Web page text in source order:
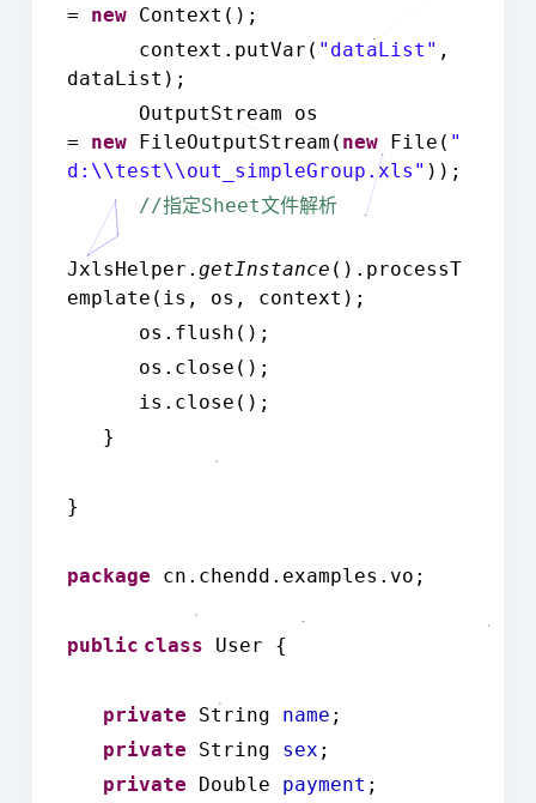
= new Context();
context.putVar( "dataList" ,
dataList);
OutputStream os
= new FileOutputStream( new File( "
d:\\test\\out_simpleGroup.xls" ));
//指定Sheet文件解析
JxlsHelper. getInstance ().processT
emplate(is, os, context);
os.flush();
os.close();
is.close();
}
}
package cn.chendd.examples.vo;
public class User {
private String name ;
private String sex ;
private Double payment ;